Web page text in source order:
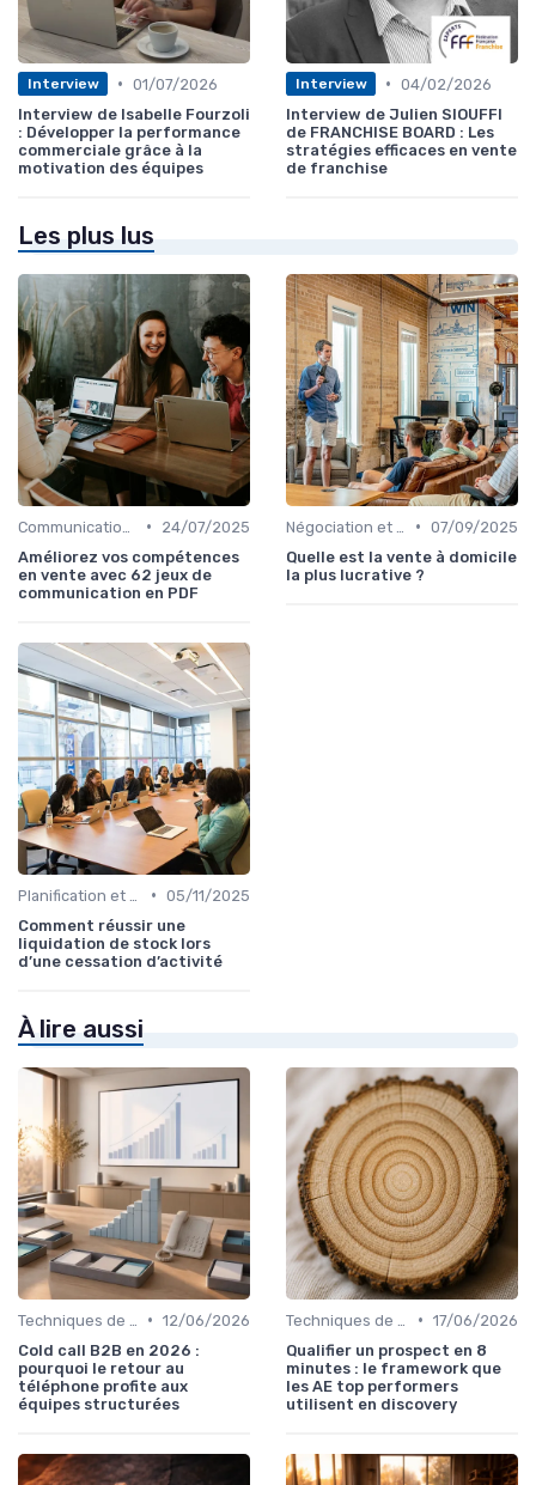
Interview • 01/07/2026
Interview de Isabelle Fourzoli
: Développer la performance
commerciale grâce à la
motivation des équipes
Interview • 04/02/2026
Interview de Julien SIOUFFI
de FRANCHISE BOARD : Les
stratégies efficaces en vente
de franchise
Les plus lus
•
24/07/2025
Améliorez vos compétences
en vente avec 62 jeux de
communication en PDF
• 07/09/2025
Quelle est la vente à domicile
la plus lucrative ?
• 05/11/2025
Comment réussir une
liquidation de stock lors
d’une cessation d’activité
À lire aussi
• 12/06/2026
Cold call B2B en 2026 :
pourquoi le retour au
téléphone profite aux
équipes structurées
• 17/06/2026
Qualifier un prospect en 8
minutes : le framework que
les AE top performers
utilisent en discovery